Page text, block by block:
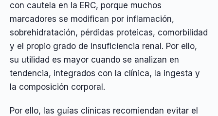
con cautela en la ERC, porque muchos
marcadores se modifican por inflamación,
sobrehidratación, pérdidas proteicas, comorbilidad
y el propio grado de insuficiencia renal. Por ello,
su utilidad es mayor cuando se analizan en
tendencia, integrados con la clínica, la ingesta y
la composición corporal.
Por ello, las guías clínicas recomiendan evitar el